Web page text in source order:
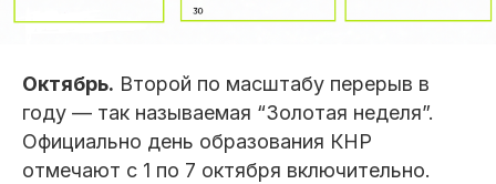
Октябрь. Второй по масштабу перерыв в
году — так называемая “Золотая неделя”.
Официально день образования КНР
отмечают с 1 по 7 октября включительно.